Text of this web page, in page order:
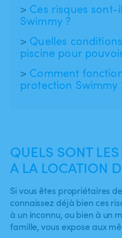
Ces risques
Swimmy ?
Quelles
piscine pour
Comment
protection Swimmy
QUELS SONT
A LA LOCATION
Si vous êtes propriétaires
connaissez déjà bien ces
à un inconnu, ou bien à un
famille, vous expose aux